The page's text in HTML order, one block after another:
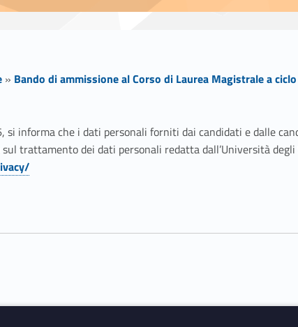
» Bando di ammissione al Corso di Laurea Magistrale a
si informa che i dati personali forniti dai candidati e dalle
sul trattamento dei dati personali redatta dall’Università degli